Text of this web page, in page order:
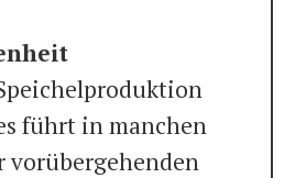
führt in manchen
vorübergehenden